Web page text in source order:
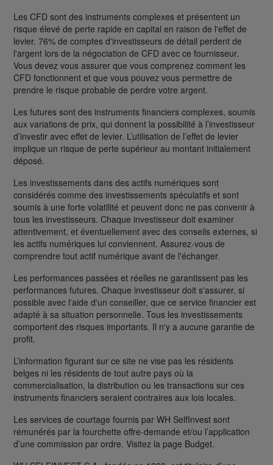
Les CFD sont des instruments complexes et présentent un
risque élevé de perte rapide en capital en raison de l'effet de
levier. 76% de comptes d'investisseurs de détail perdent de
l'argent lors de la négociation de CFD avec ce fournisseur.
Vous devez vous assurer que vous comprenez comment les
CFD fonctionnent et que vous pouvez vous permettre de
prendre le risque probable de perdre votre argent.
Les futures sont des instruments financiers complexes, soumis
aux variations de prix, qui donnent la possibilité à l’investisseur
d’investir avec effet de levier. L’utilisation de l’effet de levier
implique un risque de perte supérieur au montant initialement
déposé.
Les investissements dans des actifs numériques sont
considérés comme des investissements spéculatifs et sont
soumis à une forte volatilité et peuvent donc ne pas convenir à
tous les investisseurs. Chaque investisseur doit examiner
attentivement, et éventuellement avec des conseils externes, si
les actifs numériques lui conviennent. Assurez-vous de
comprendre tout actif numérique avant de l'échanger.
Les performances passées et réelles ne garantissent pas les
performances futures. Chaque investisseur doit s'assurer, si
possible avec l'aide d'un conseiller, que ce service financier est
adapté à sa situation personnelle. Tous les investissements
comportent des risques importants. Il n'y a aucune garantie de
profit.
L’information figurant sur ce site ne vise pas les résidents
belges ni les résidents de tout autre pays où la
commercialisation, la distribution ou les transactions sur ces
instruments financiers seraient contraires aux lois locales.
Les services de courtage fournis par WH SelfInvest sont
rémunérés par la fourchette offre-demande et/ou l’application
d’une commission par ordre. Visitez la page Budget.